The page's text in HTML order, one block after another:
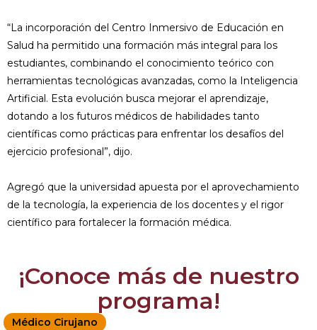
“La incorporación del Centro Inmersivo de Educación en
Salud ha permitido una formación más integral para los
estudiantes, combinando el conocimiento teórico con
herramientas tecnológicas avanzadas, como la Inteligencia
Artificial. Esta evolución busca mejorar el aprendizaje,
dotando a los futuros médicos de habilidades tanto
científicas como prácticas para enfrentar los desafíos del
ejercicio profesional”, dijo.
Agregó que la universidad apuesta por el aprovechamiento
de la tecnología, la experiencia de los docentes y el rigor
científico para fortalecer la formación médica.
¡Conoce más de nuestro
programa!
Médico Cirujano